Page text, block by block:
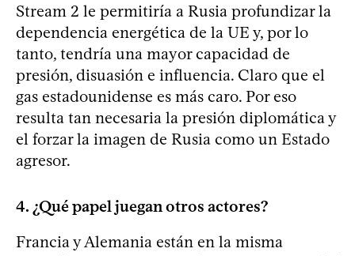
Stream 2 le permitiría a Rusia profundizar la
dependencia energética de la UE y, por lo
tanto, tendría una mayor capacidad de
presión, disuasión e influencia. Claro que el
gas estadounidense es más caro. Por eso
resulta tan necesaria la presión diplomática y
el forzar la imagen de Rusia como un Estado
agresor.
4. ¿Qué papel juegan otros actores?
Francia y Alemania están en la misma